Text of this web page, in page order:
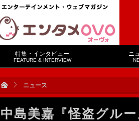
特集・インタビュー
FEATURE & INTERVIEW
ニ
ニュース
中島美嘉『怪盗グル